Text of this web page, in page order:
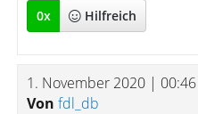
0x Hilfreich
1. November 2020 | 00:46
Von fdl_db